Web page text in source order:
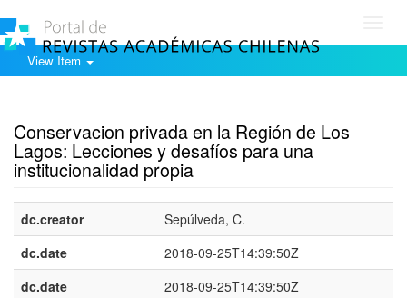
View Item
Conservacion privada en la Región de Los
Lagos: Lecciones y desafíos para una
institucionalidad propia
dc.creator
Sepúlveda, C.
dc.date
2018-09-25T14:39:50Z
dc.date
2018-09-25T14:39:50Z